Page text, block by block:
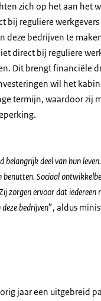
zich op het aan het
bij reguliere
deze bedrijven te
direct bij reguliere
Dit brengt financiële
wil het
termijn, waardoor zij
belangrijk deel van hun
Sociaal
zorgen ervoor dat
bedrijven”, aldus
jaar een uitgebreid